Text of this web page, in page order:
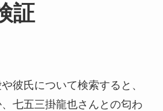
証
彼氏について検索すると、
七五三掛龍也さんとの匂わ